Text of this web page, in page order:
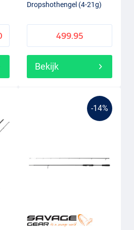
Dropshothengel (4-21g)
499.95
Bekijk
-14%